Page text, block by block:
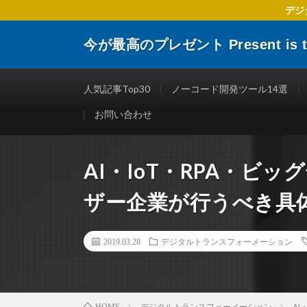
デジ
今が最高のプレゼント Present
楽しくする仕事術やITリテラシーを向上させるために
人気記事Top30 ノーコード開発ツール14選
お問い合わせ
AI・IoT・RPA・ビッ
ザー企業が行うべき具
2019.03.28 デジタルトランスフォーメーション